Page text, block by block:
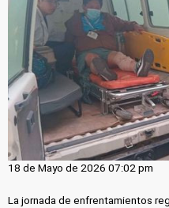
18 de Mayo de 2026 07:02 pm
La jornada de enfrentamientos